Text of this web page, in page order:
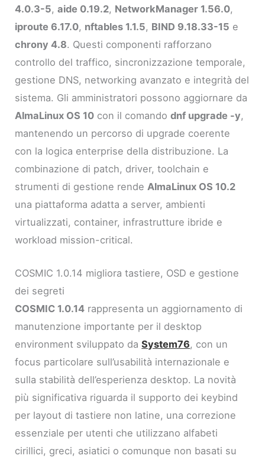
4.0.3-5,aide 0.19.2, NetworkManager 1.56.0,
iproute 6.17.0, nftables 1.1.5, BIND 9.18.33-15 e
chrony 4.8. Questi componenti rafforzano
controllo del traffico, sincronizzazione temporale,
gestione DNS, networking avanzato e integrità del
sistema. Gli amministratori possono aggiornare da
AlmaLinux OS 10 con il comandodnf upgrade -y,
mantenendo un percorso di upgrade coerente
con la logica enterprise della distribuzione. La
combinazione di patch, driver, toolchain e
strumenti di gestione rendeAlmaLinux OS 10.2
una piattaforma adatta a server, ambienti
virtualizzati, container, infrastrutture ibride e
workload mission-critical.
COSMIC 1.0.14 migliora tastiere, OSD e gestione
dei segreti
COSMIC 1.0.14 rappresenta un aggiornamento di
manutenzione importante per il desktop
environment sviluppato daSystem76, con un
focus particolare sull’usabilità internazionale e
sulla stabilità dell’esperienza desktop. La novità
più significativa riguarda il supporto dei keybind
per layout di tastiere non latine, una correzione
essenziale per utenti che utilizzano alfabeti
cirillici, greci, asiatici o comunque non basati su